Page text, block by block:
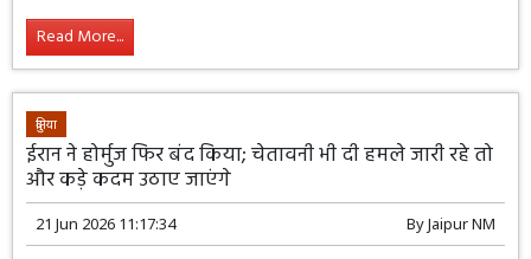
Read More...
दुनिया
ईरान ने होर्मुज फिर बंद किया; चेतावनी भी दी हमले जारी रहे तो
और कड़े कदम उठाए जाएंगे
21 Jun 2026 11:17:34 ByJaipur NM